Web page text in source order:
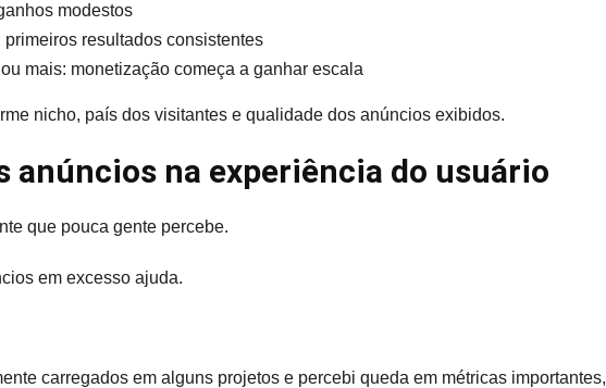
modestos
resultados consistentes
mais: monetização começa a ganhar escala
nicho, país dos visitantes e qualidade dos anúncios exibidos.
anúncios na experiência do usuário
que pouca gente percebe.
em excesso ajuda.
carregados em alguns projetos e percebi queda em métricas importantes,